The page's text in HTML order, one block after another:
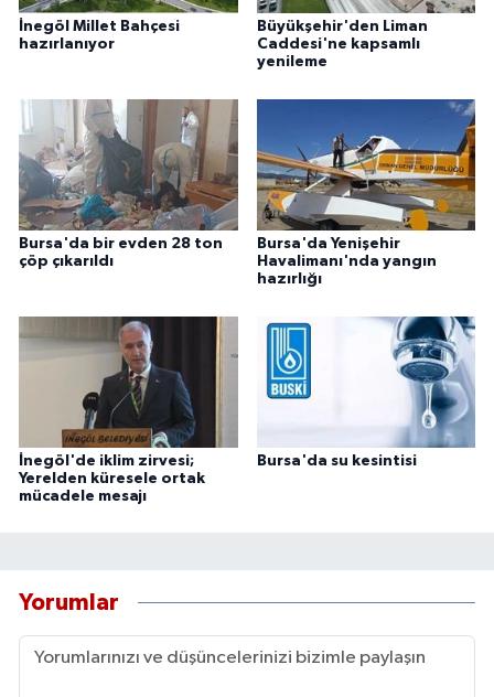
İnegöl Millet Bahçesi
hazırlanıyor
Büyükşehir'den Liman
Caddesi'ne kapsamlı
yenileme
Bursa'da bir evden 28 ton
çöp çıkarıldı
Bursa'da Yenişehir
Havalimanı'nda yangın
hazırlığı
İnegöl'de iklim zirvesi;
Yerelden küresele ortak
mücadele mesajı
Bursa'da su kesintisi
Yorumlar